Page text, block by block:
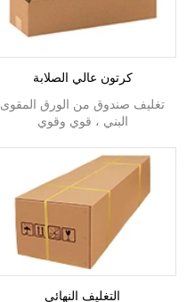
كرتون عالي الصلابة
تغليف صندوق من الورق المقوى
البني ، قوي وقوي
التغليف النهائي